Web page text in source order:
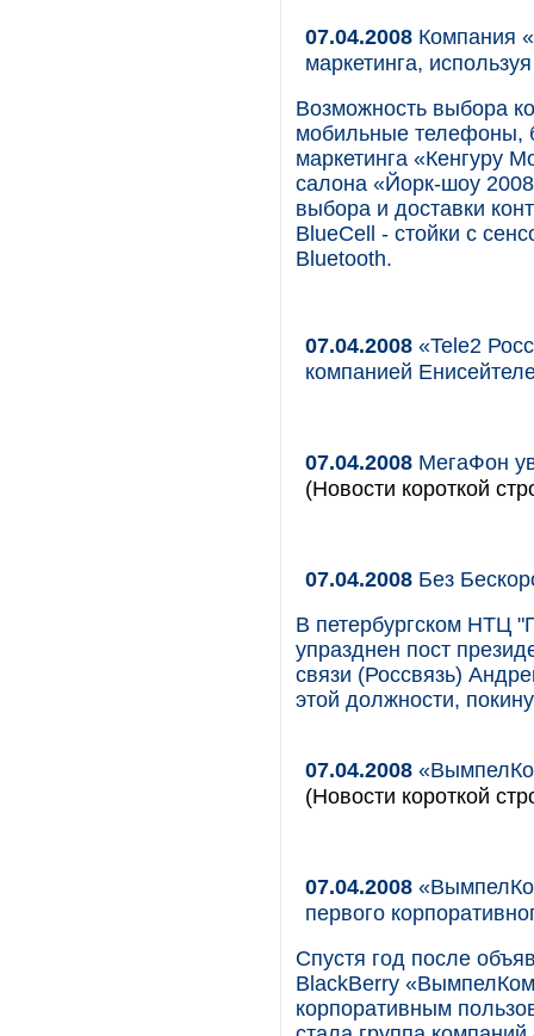
07.04.2008 Компания
маркетинга,
Возможность выбора
мобильные телефоны,
маркетинга «Кенгуру
салона «Йорк-шоу
выбора и доставки
BlueCell - стойки с
Bluetooth.
07.04.2008 «Tele2
компанией
07.04.2008 МегаФон
(Новости короткой
07.04.2008 Без
В петербургском НТЦ
упразднен пост
связи (Россвязь)
этой должности,
07.04.2008
(Новости короткой
07.04.2008
первого
Спустя год после
BlackBerry
корпоративным